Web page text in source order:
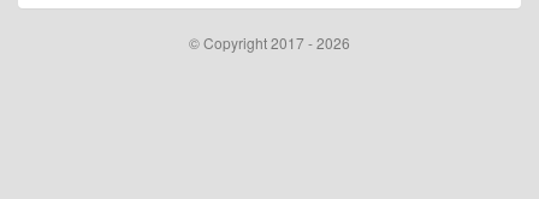
© Copyright 2017 - 2026